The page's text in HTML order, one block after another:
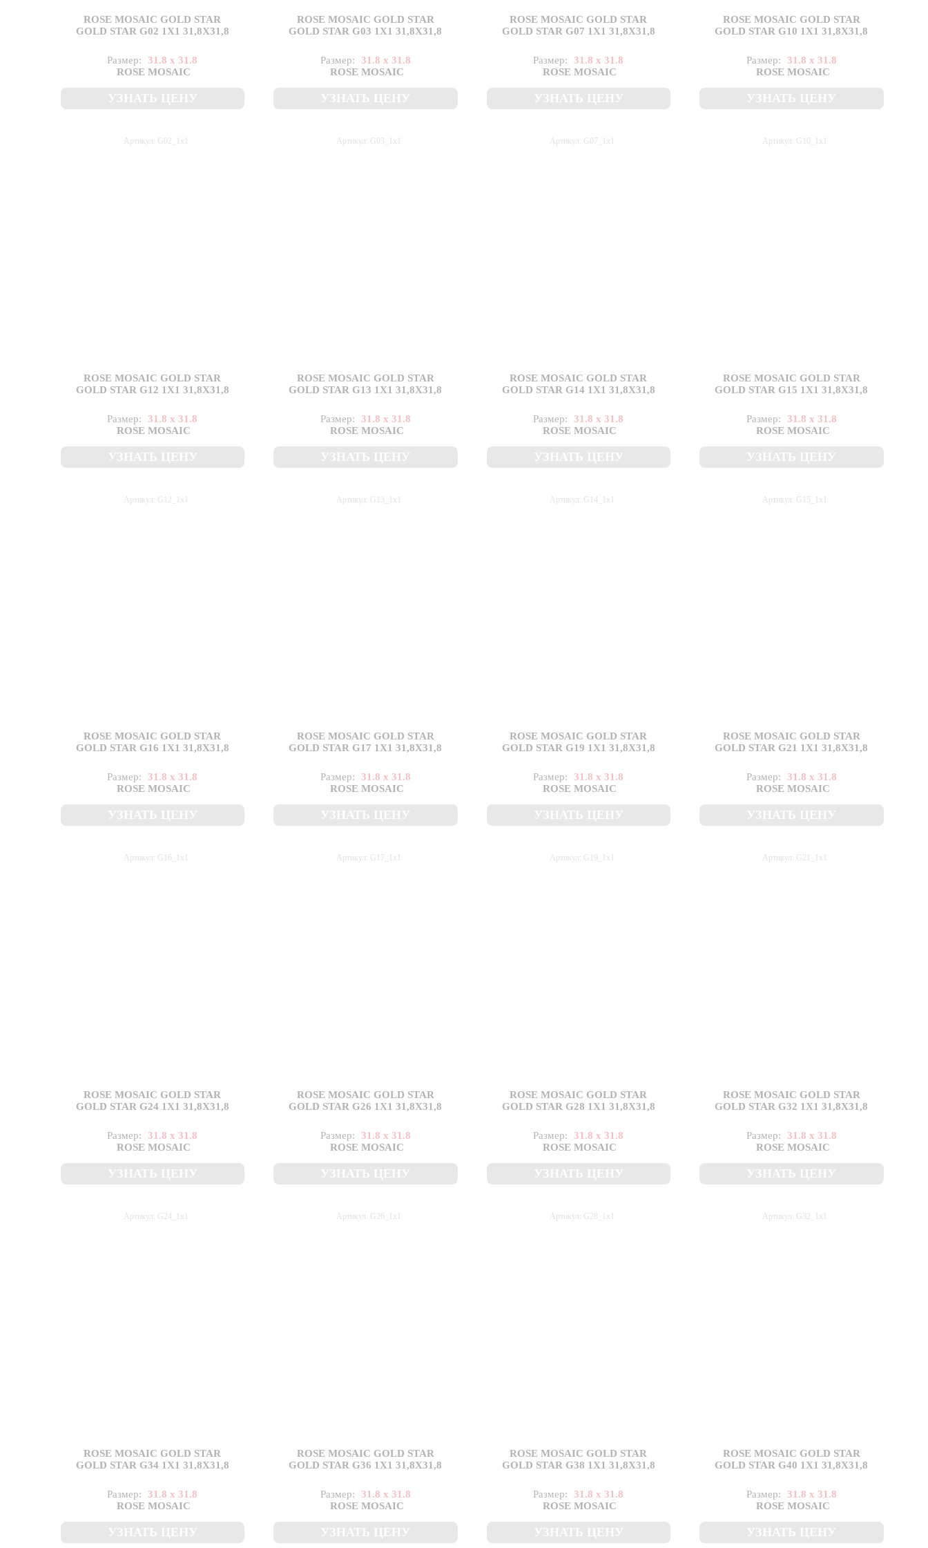
ROSE MOSAIC GOLD STAR
GOLD STAR G02 1X1 31,8X31,8
Размер:
31.8 x 31.8
ROSE MOSAIC
Артикул: G02_1x1
ROSE MOSAIC GOLD STAR
GOLD STAR G03 1X1 31,8X31,8
Размер:
31.8 x 31.8
ROSE MOSAIC
Артикул: G03_1x1
ROSE MOSAIC GOLD STAR
GOLD STAR G07 1X1 31,8X31,8
Размер:
31.8 x 31.8
ROSE MOSAIC
Артикул: G07_1x1
ROSE MOSAIC GOLD STAR
GOLD STAR G10 1X1 31,8X31,8
Размер:
31.8 x 31.8
ROSE MOSAIC
Артикул: G10_1x1
ROSE MOSAIC GOLD STAR
GOLD STAR G12 1X1 31,8X31,8
Размер:
31.8 x 31.8
ROSE MOSAIC
Артикул: G12_1x1
ROSE MOSAIC GOLD STAR
GOLD STAR G13 1X1 31,8X31,8
Размер:
31.8 x 31.8
ROSE MOSAIC
Артикул: G13_1x1
ROSE MOSAIC GOLD STAR
GOLD STAR G14 1X1 31,8X31,8
Размер:
31.8 x 31.8
ROSE MOSAIC
Артикул: G14_1x1
ROSE MOSAIC GOLD STAR
GOLD STAR G15 1X1 31,8X31,8
Размер:
31.8 x 31.8
ROSE MOSAIC
Артикул: G15_1x1
ROSE MOSAIC GOLD STAR
GOLD STAR G16 1X1 31,8X31,8
Размер:
31.8 x 31.8
ROSE MOSAIC
Артикул: G16_1x1
ROSE MOSAIC GOLD STAR
GOLD STAR G17 1X1 31,8X31,8
Размер:
31.8 x 31.8
ROSE MOSAIC
Артикул: G17_1x1
ROSE MOSAIC GOLD STAR
GOLD STAR G19 1X1 31,8X31,8
Размер:
31.8 x 31.8
ROSE MOSAIC
Артикул: G19_1x1
ROSE MOSAIC GOLD STAR
GOLD STAR G21 1X1 31,8X31,8
Размер:
31.8 x 31.8
ROSE MOSAIC
Артикул: G21_1x1
ROSE MOSAIC GOLD STAR
GOLD STAR G24 1X1 31,8X31,8
Размер:
31.8 x 31.8
ROSE MOSAIC
Артикул: G24_1x1
ROSE MOSAIC GOLD STAR
GOLD STAR G26 1X1 31,8X31,8
Размер:
31.8 x 31.8
ROSE MOSAIC
Артикул: G26_1x1
ROSE MOSAIC GOLD STAR
GOLD STAR G28 1X1 31,8X31,8
Размер:
31.8 x 31.8
ROSE MOSAIC
Артикул: G28_1x1
ROSE MOSAIC GOLD STAR
GOLD STAR G32 1X1 31,8X31,8
Размер:
31.8 x 31.8
ROSE MOSAIC
Артикул: G32_1x1
ROSE MOSAIC GOLD STAR
GOLD STAR G34 1X1 31,8X31,8
Размер:
31.8 x 31.8
ROSE MOSAIC
ROSE MOSAIC GOLD STAR
GOLD STAR G36 1X1 31,8X31,8
Размер:
31.8 x 31.8
ROSE MOSAIC
ROSE MOSAIC GOLD STAR
GOLD STAR G38 1X1 31,8X31,8
Размер:
31.8 x 31.8
ROSE MOSAIC
ROSE MOSAIC GOLD STAR
GOLD STAR G40 1X1 31,8X31,8
Размер:
31.8 x 31.8
ROSE MOSAIC